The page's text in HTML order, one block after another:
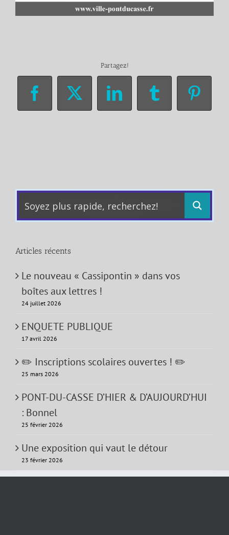
Partagez!
Facebook
X LinkedInTumblr
Articles récents
Le nouveau « Cassipontin » dans vos
boîtes aux lettres !
24 juillet 2026
ENQUETE PUBLIQUE
17 avril 2026
✏️ Inscriptions scolaires ouvertes ! ✏️
25 mars 2026
PONT-DU-CASSE D’HIER & D’AUJOURD’HUI
: Bonnel
25 février 2026
Une exposition qui vaut le détour
23 février 2026